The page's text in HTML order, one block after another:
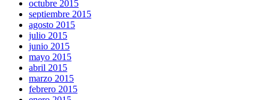
octubre 2015
septiembre 2015
agosto 2015
julio 2015
junio 2015
mayo 2015
abril 2015
marzo 2015
febrero 2015